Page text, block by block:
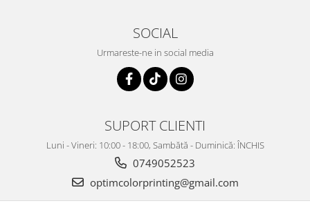
SOCIAL
Urmareste-ne in social media
SUPORT CLIENTI
Luni - Vineri: 10:00 - 18:00, Sambătă - Duminică: ÎNCHIS
0749052523
optimcolorprinting@gmail.com